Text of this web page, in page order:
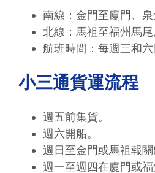
南線：金門至廈門、泉
北線：馬祖至福州馬尾
航班時間：每週三和六
小三通貨運流程
週五前集貨。
週六開船。
週日至金門或馬祖報關
週一至週四在廈門或福